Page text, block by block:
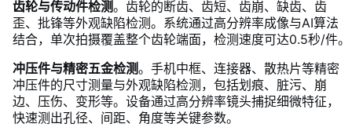
齿轮与传动件检测。齿轮的断齿、齿短、齿崩、缺齿、齿
歪、批锋等外观缺陷检测。系统通过高分辨率成像与AI算法
结合，单次拍摄覆盖整个齿轮端面，检测速度可达0.5秒/件。
冲压件与精密五金检测。手机中框、连接器、散热片等精密
冲压件的尺寸测量与外观缺陷检测，包括划痕、脏污、崩
边、压伤、变形等。设备通过高分辨率镜头捕捉细微特征，
快速测出孔径、间距、角度等关键参数。